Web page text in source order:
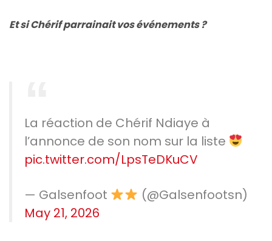
Et si Chérif parrainait vos événements ?
La réaction de Chérif Ndiaye à
l’annonce de son nom sur la liste
pic.twitter.com/LpsTeDKuCV
— Galsenfoot
(@Galsenfootsn)
May 21, 2026